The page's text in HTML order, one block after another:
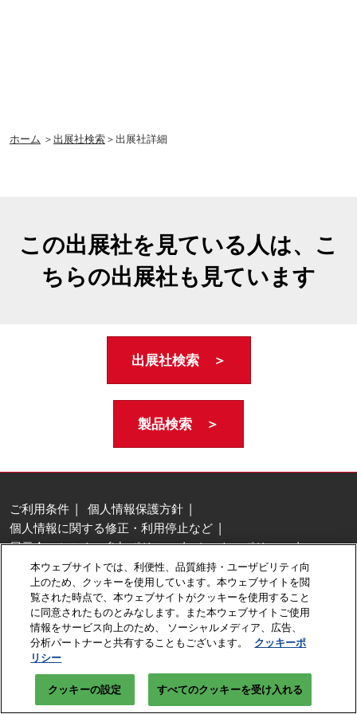
ホーム ＞出展社検索＞出展社詳細
この出展社を見ている人は、こ
ちらの出展社も見ています
出展社検索 ＞
製品検索 ＞
ご利用条件
個人情報保護方針
個人情報に関する修正・利用停止など
展示会・セミナー参加ポリシー
クッキーポリシー
クッキーの設定
Copyright © RX Japan GK
本ウェブサイトでは、利便性、品質維持・ユーザビリティ向
上のため、クッキーを使用しています。本ウェブサイトを閲
覧された時点で、本ウェブサイトがクッキーを使用すること
に同意されたものとみなします。また本ウェブサイトご使用
情報をサービス向上のため、 ソーシャルメディア、広告、
分析パートナーと共有することもございます。
クッキーポ
リシー
クッキーの設定 すべてのクッキーを受け入れる